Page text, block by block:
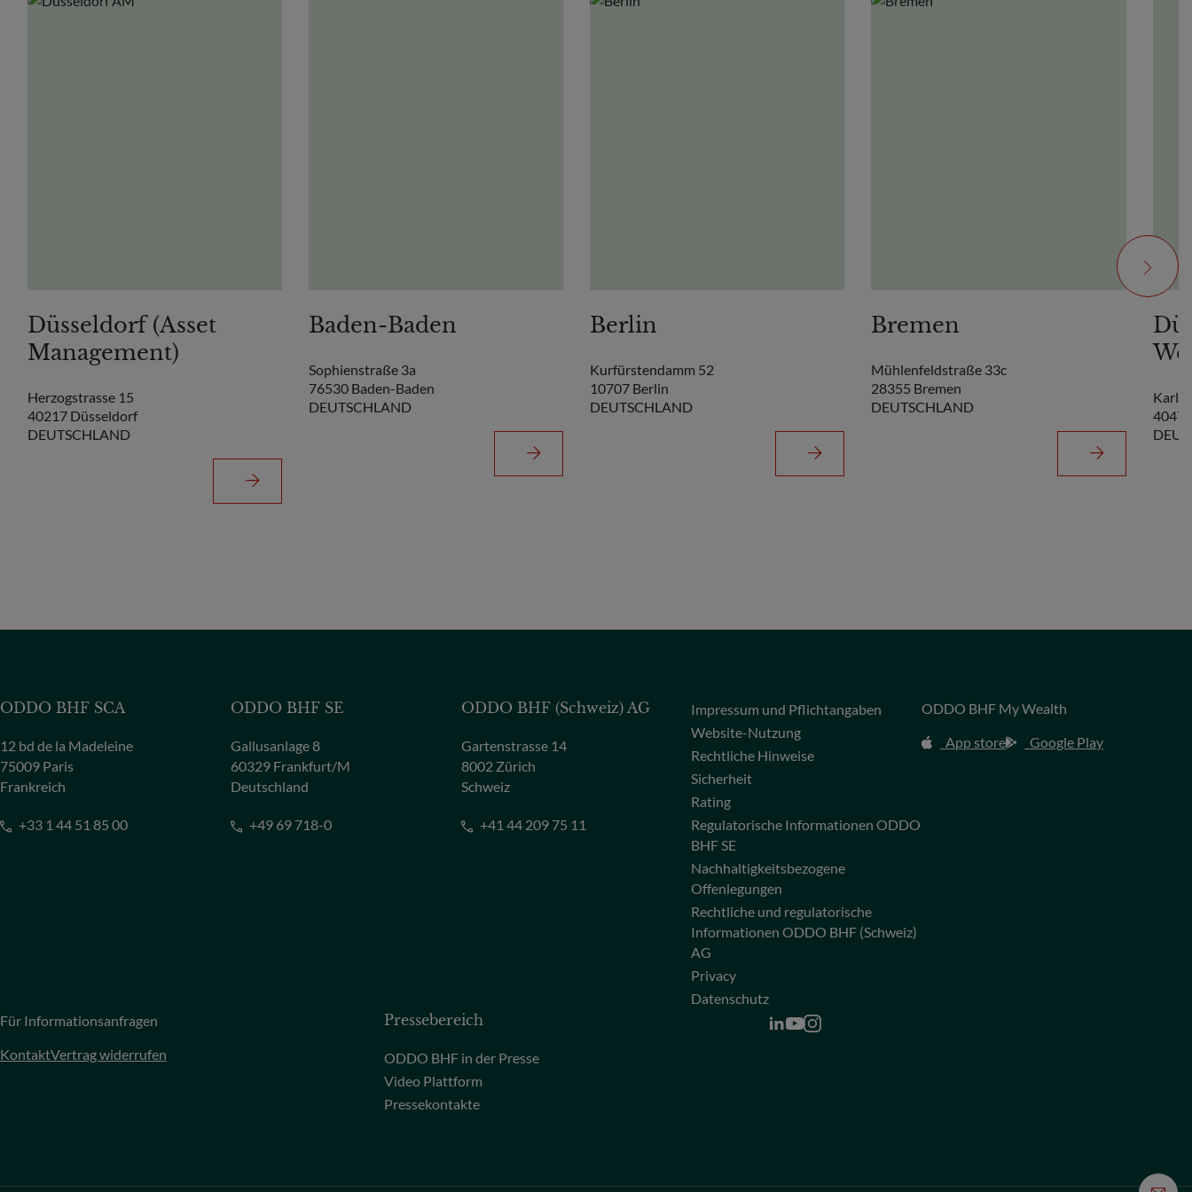
Düsseldorf (Asset
Management)
Herzogstrasse 15
40217 Düsseldorf
DEUTSCHLAND
Baden-Baden
Sophienstraße 3a
76530 Baden-Baden
DEUTSCHLAND
Berlin
Kurfürstendamm 52
10707 Berlin
DEUTSCHLAND
Bremen
Mühlenfeldstraße 33c
28355 Bremen
DEUTSCHLAND
Karl-
ODDO BHF SCA
12 bd de la Madeleine
75009 Paris
Frankreich
+33 1 44 51 85 00
ODDO BHF SE
Gallusanlage 8
60329 Frankfurt/M
Deutschland
+49 69 718-0
ODDO BHF (Schweiz) AG
Gartenstrasse 14
8002 Zürich
Schweiz
+41 44 209 75 11
Impressum und Pflichtangaben
Website-Nutzung
Rechtliche Hinweise
Sicherheit
Rating
Regulatorische Informationen ODDO
BHF SE
Nachhaltigkeitsbezogene
Offenlegungen
Rechtliche und regulatorische
Informationen ODDO BHF (Schweiz)
AG
Privacy
Datenschutz
ODDO BHF My Wealth
App store
Google Play
Für Informationsanfragen
KontaktVertrag widerrufen
Pressebereich
ODDO BHF in der Presse
Video Plattform
Pressekontakte